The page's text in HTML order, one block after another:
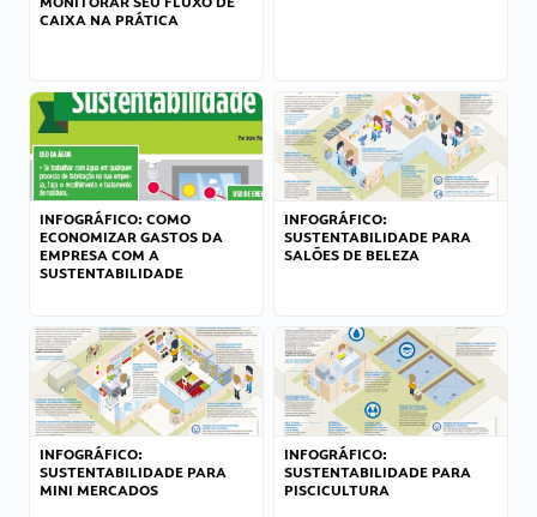
CAIXA NA PRÁTICA
INFOGRÁFICO: COMO
ECONOMIZAR GASTOS DA
EMPRESA COM A
SUSTENTABILIDADE
INFOGRÁFICO:
SUSTENTABILIDADE PARA
SALÕES DE BELEZA
INFOGRÁFICO:
SUSTENTABILIDADE PARA
MINI MERCADOS
INFOGRÁFICO:
SUSTENTABILIDADE PARA
PISCICULTURA